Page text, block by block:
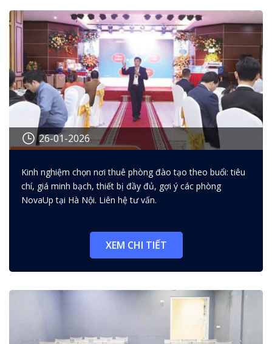
26-01-2026
Cách chọn nơi thuê phòng đào
tạo theo buổi chất lượng với chi
phí hợp lý
Kinh nghiệm chọn nơi thuê phòng đào tạo theo buổi: tiêu
chí, giá minh bạch, thiết bị đầy đủ, gợi ý các phòng
NovaUp tại Hà Nội. Liên hệ tư vấn.
XEM CHI TIẾT